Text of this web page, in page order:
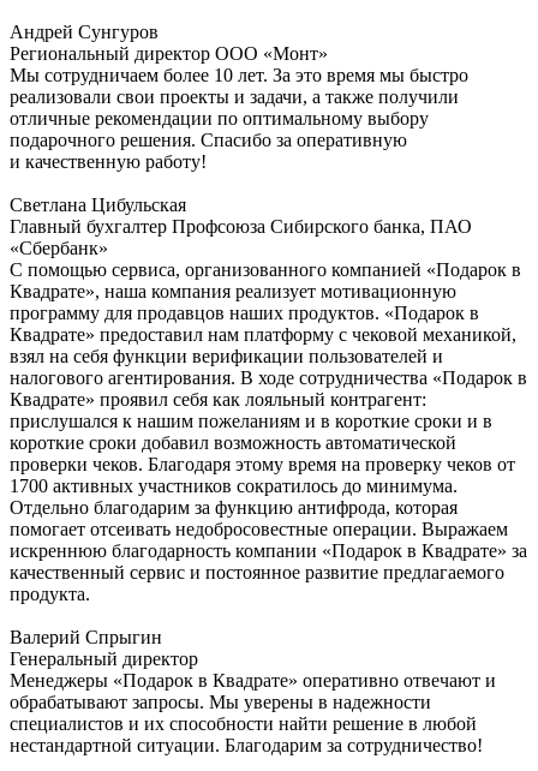
Андрей Сунгуров
Региональный директор ООО «Монт»
Мы сотрудничаем более 10 лет. За это время мы быстро
реализовали свои проекты и задачи, а также получили
отличные рекомендации по оптимальному выбору
подарочного решения. Спасибо за оперативную
и качественную работу!
Светлана Цибульская
Главный бухгалтер Профсоюза Сибирского банка, ПАО
«Сбербанк»
С помощью сервиса, организованного компанией «Подарок в
Квадрате», наша компания реализует мотивационную
программу для продавцов наших продуктов. «Подарок в
Квадрате» предоставил нам платформу с чековой механикой,
взял на себя функции верификации пользователей и
налогового агентирования. В ходе сотрудничества «Подарок в
Квадрате» проявил себя как лояльный контрагент:
прислушался к нашим пожеланиям и в короткие сроки и в
короткие сроки добавил возможность автоматической
проверки чеков. Благодаря этому время на проверку чеков от
1700 активных участников сократилось до минимума.
Отдельно благодарим за функцию антифрода, которая
помогает отсеивать недобросовестные операции. Выражаем
искреннюю благодарность компании «Подарок в Квадрате» за
качественный сервис и постоянное развитие предлагаемого
продукта.
Валерий Спрыгин
Генеральный директор
Менеджеры «Подарок в Квадрате» оперативно отвечают и
обрабатывают запросы. Мы уверены в надежности
специалистов и их способности найти решение в любой
нестандартной ситуации. Благодарим за сотрудничество!